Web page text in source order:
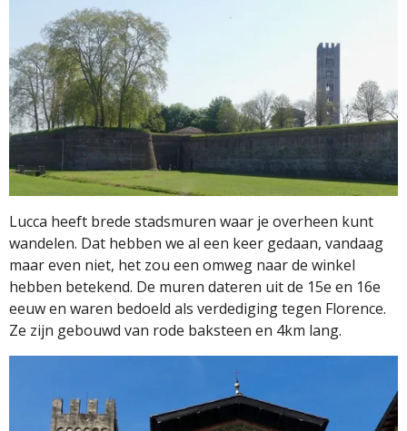
Lucca heeft brede stadsmuren waar je overheen kunt
wandelen. Dat hebben we al een keer gedaan, vandaag
maar even niet, het zou een omweg naar de winkel
hebben betekend. De muren dateren uit de 15e en 16e
eeuw en waren bedoeld als verdediging tegen Florence.
Ze zijn gebouwd van rode baksteen en 4km lang.